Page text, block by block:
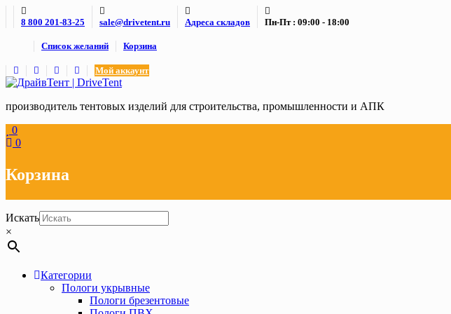
Skip
8 800 201-83-25 sale@drivetent.ru Адреса складов Пн-Пт : 09:00 - 18:00
Список желаний Корзина
Мой аккаунт
производитель тентовых изделий для строительства, промышленности и АПК
0
0
Корзина
Искать
×
Категории
Пологи укрывные
Пологи брезентовые